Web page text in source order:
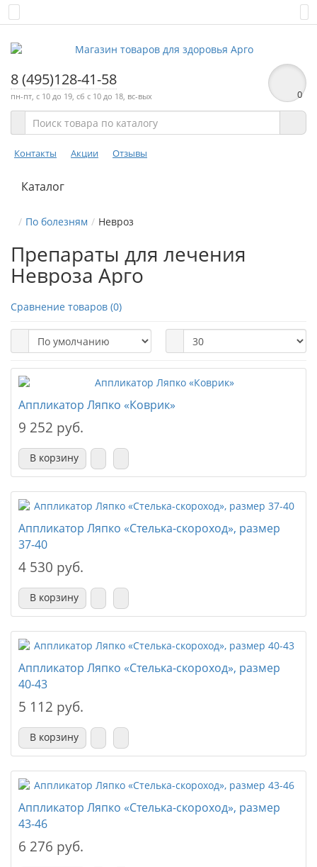
8 (495)128-41-58
пн-пт, с 10 до 19, сб с 10 до 18, вс-вых 0
Контакты Акции Отзывы
Каталог
По болезням Невроз
Препараты для лечения
Невроза Арго
Сравнение товаров (0)
Аппликатор Ляпко «Коврик»
9 252 руб.
В корзину
Аппликатор Ляпко «Стелька-скороход», размер
37-40
4 530 руб.
В корзину
Аппликатор Ляпко «Стелька-скороход», размер
40-43
5 112 руб.
В корзину
Аппликатор Ляпко «Стелька-скороход», размер
43-46
6 276 руб.